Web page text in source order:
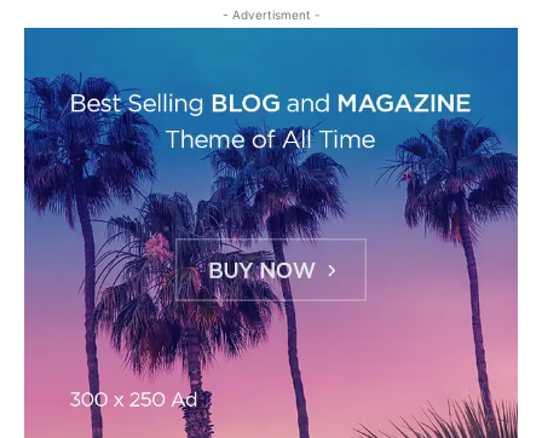
- Advertisment -